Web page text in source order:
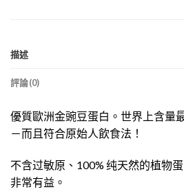
描述
評論(0)
優質歐洲金豌豆蛋白。世界上含量
－而且符合原始人飲食法！
不含过敏原、100% 纯天然的植物
非常有益。